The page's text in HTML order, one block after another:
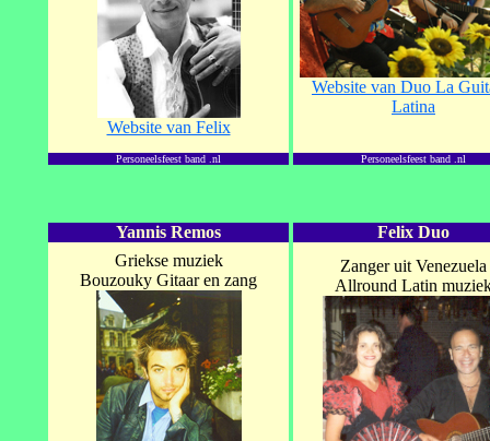
Website van Felix
Personeelsfeest band .nl
Website van Duo La
Latina
Personeelsfeest band .nl
Yannis Remos
Griekse muziek
Bouzouky Gitaar en zang
Felix Duo
Zanger uit Venezuela
Allround Latin